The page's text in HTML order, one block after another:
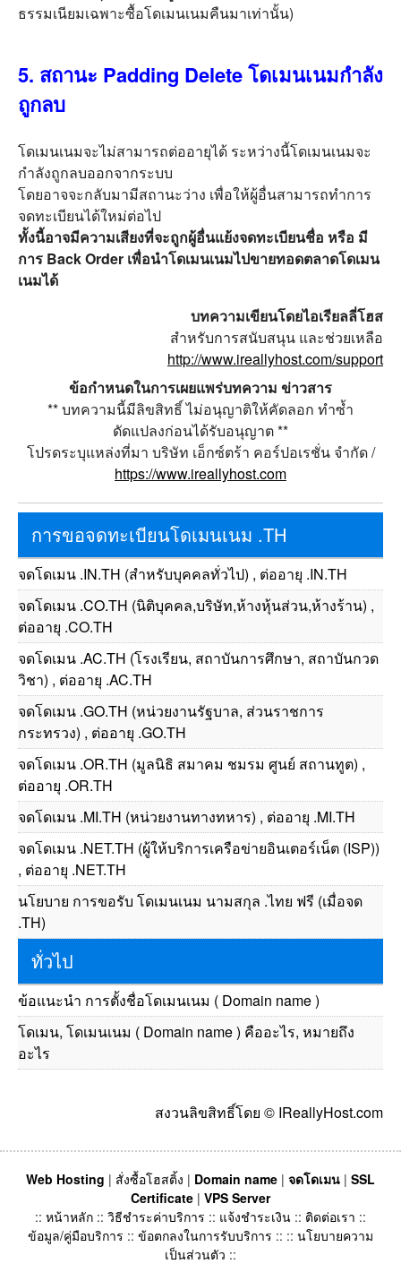
ธรรมเนียมเฉพาะซื้อโดเมนเนมคืนมาเท่านั้น)
5. สถานะ Padding Delete โดเมนเนมกำลัง
ถูกลบ
โดเมนเนมจะไม่สามารถต่ออายุได้ ระหว่างนี้โดเมนเนมจะ
กำลังถูกลบออกจากระบบ
โดยอาจจะกลับมามีสถานะว่าง เพื่อให้ผู้อื่นสามารถทำการ
จดทะเบียนได้ใหม่ต่อไป
ทั้งนี้อาจมีความเสียงที่จะถูกผู้อื่นแย้งจดทะเบียนชื่อ หรือ มี
การ Back Order เพื่อนำโดเมนเนมไปขายทอดตลาดโดเมน
เนมได้
บทความเขียนโดยไอเรียลลี่โฮส
สำหรับการสนับสนุน และช่วยเหลือ
http://www.ireallyhost.com/support
ข้อกำหนดในการเผยแพร่บทความ ข่าวสาร
** บทความนี้มีลิขสิทธิ์ ไม่อนุญาติให้คัดลอก ทำซ้ำ
ดัดแปลงก่อนได้รับอนุญาต **
โปรดระบุแหล่งที่มา บริษัท เอ็กซ์ตร้า คอร์ปอเรชั่น จำกัด /
https://www.ireallyhost.com
การขอจดทะเบียนโดเมนเนม .TH
จดโดเมน .IN.TH (สำหรับบุคคลทั่วไป) , ต่ออายุ .IN.TH
จดโดเมน .CO.TH (นิติบุคคล,บริษัท,ห้างหุ้นส่วน,ห้างร้าน) ,
ต่ออายุ .CO.TH
จดโดเมน .AC.TH (โรงเรียน, สถาบันการศึกษา, สถาบันกวด
วิชา) , ต่ออายุ .AC.TH
จดโดเมน .GO.TH (หน่วยงานรัฐบาล, ส่วนราชการ
กระทรวง) , ต่ออายุ .GO.TH
จดโดเมน .OR.TH (มูลนิธิ สมาคม ชมรม ศูนย์ สถานทูต) ,
ต่ออายุ .OR.TH
จดโดเมน .MI.TH (หน่วยงานทางทหาร) , ต่ออายุ .MI.TH
จดโดเมน .NET.TH (ผู้ให้บริการเครือข่ายอินเตอร์เน็ต (ISP))
, ต่ออายุ .NET.TH
นโยบาย การขอรับ โดเมนเนม นามสกุล .ไทย ฟรี (เมื่อจด
.TH)
ทั่วไป
ข้อแนะนำ การตั้งชื่อโดเมนเนม ( Domain name )
โดเมน, โดเมนเนม ( Domain name ) คืออะไร, หมายถึง
อะไร
สงวนลิขสิทธิ์โดย © IReallyHost.com
Web Hosting | สั่งซื้อโฮสติ้ง | Domain name | จดโดเมน | SSL
Certificate | VPS Server
:: หน้าหลัก :: วิธีชำระค่าบริการ :: แจ้งชำระเงิน :: ติดต่อเรา ::
ข้อมูล/คู่มือบริการ :: ข้อตกลงในการรับบริการ :: :: นโยบายความ
เป็นส่วนตัว ::